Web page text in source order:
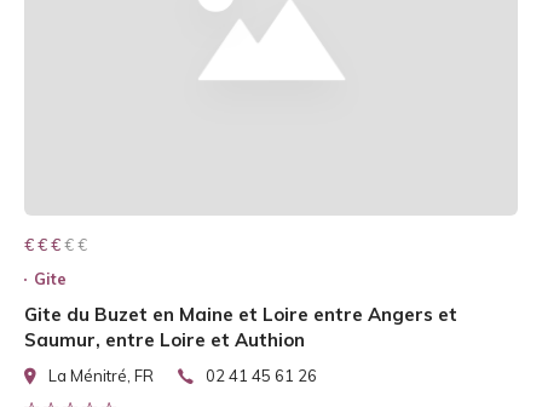
€ € € € €
€ € €
Gite
Gite du Buzet en Maine et Loire entre Angers et
Saumur, entre Loire et Authion
La Ménitré, FR 02 41 45 61 26